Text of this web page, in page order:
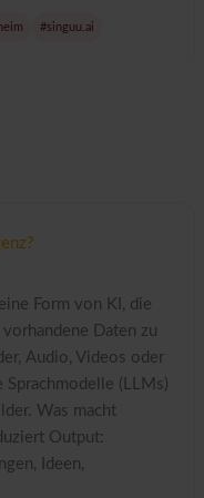
#singuu.ai
Form von KI, die
Daten zu
Audio, Videos oder
(LLMs)
Was macht
Output:
Ideen,